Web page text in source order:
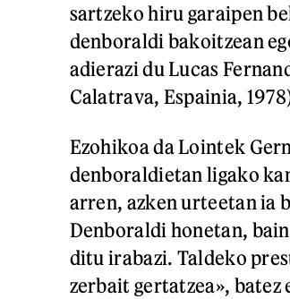
sartzeko hiru garaipen
denboraldi bakoitzean
adierazi du Lucas
Calatrava, Espainia,
Ezohikoa da Lointek
denboraldietan ligako
arren, azken urteetan ia
Denboraldi honetan,
ditu irabazi. Taldeko
zerbait gertatzea»,